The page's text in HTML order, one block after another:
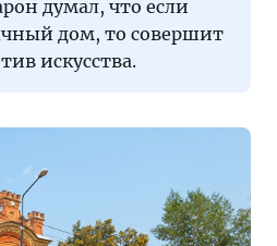
думал, что если
дом, то совершит
искусства.